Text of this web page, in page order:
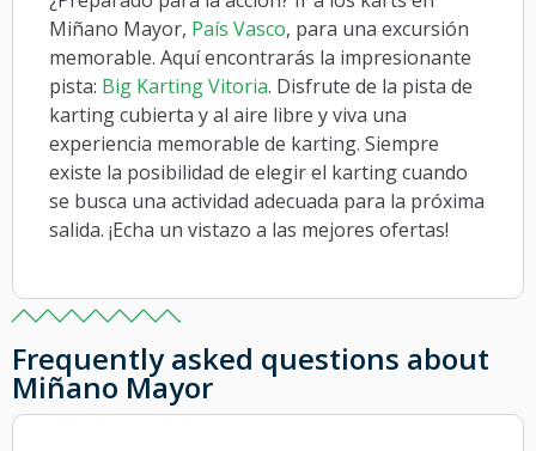
Miñano Mayor, País Vasco, para una excursión
memorable. Aquí encontrarás la impresionante
pista: Big Karting Vitoria. Disfrute de la pista de
karting cubierta y al aire libre y viva una
experiencia memorable de karting. Siempre
existe la posibilidad de elegir el karting cuando
se busca una actividad adecuada para la próxima
salida. ¡Echa un vistazo a las mejores ofertas!
Frequently asked questions about
Miñano Mayor